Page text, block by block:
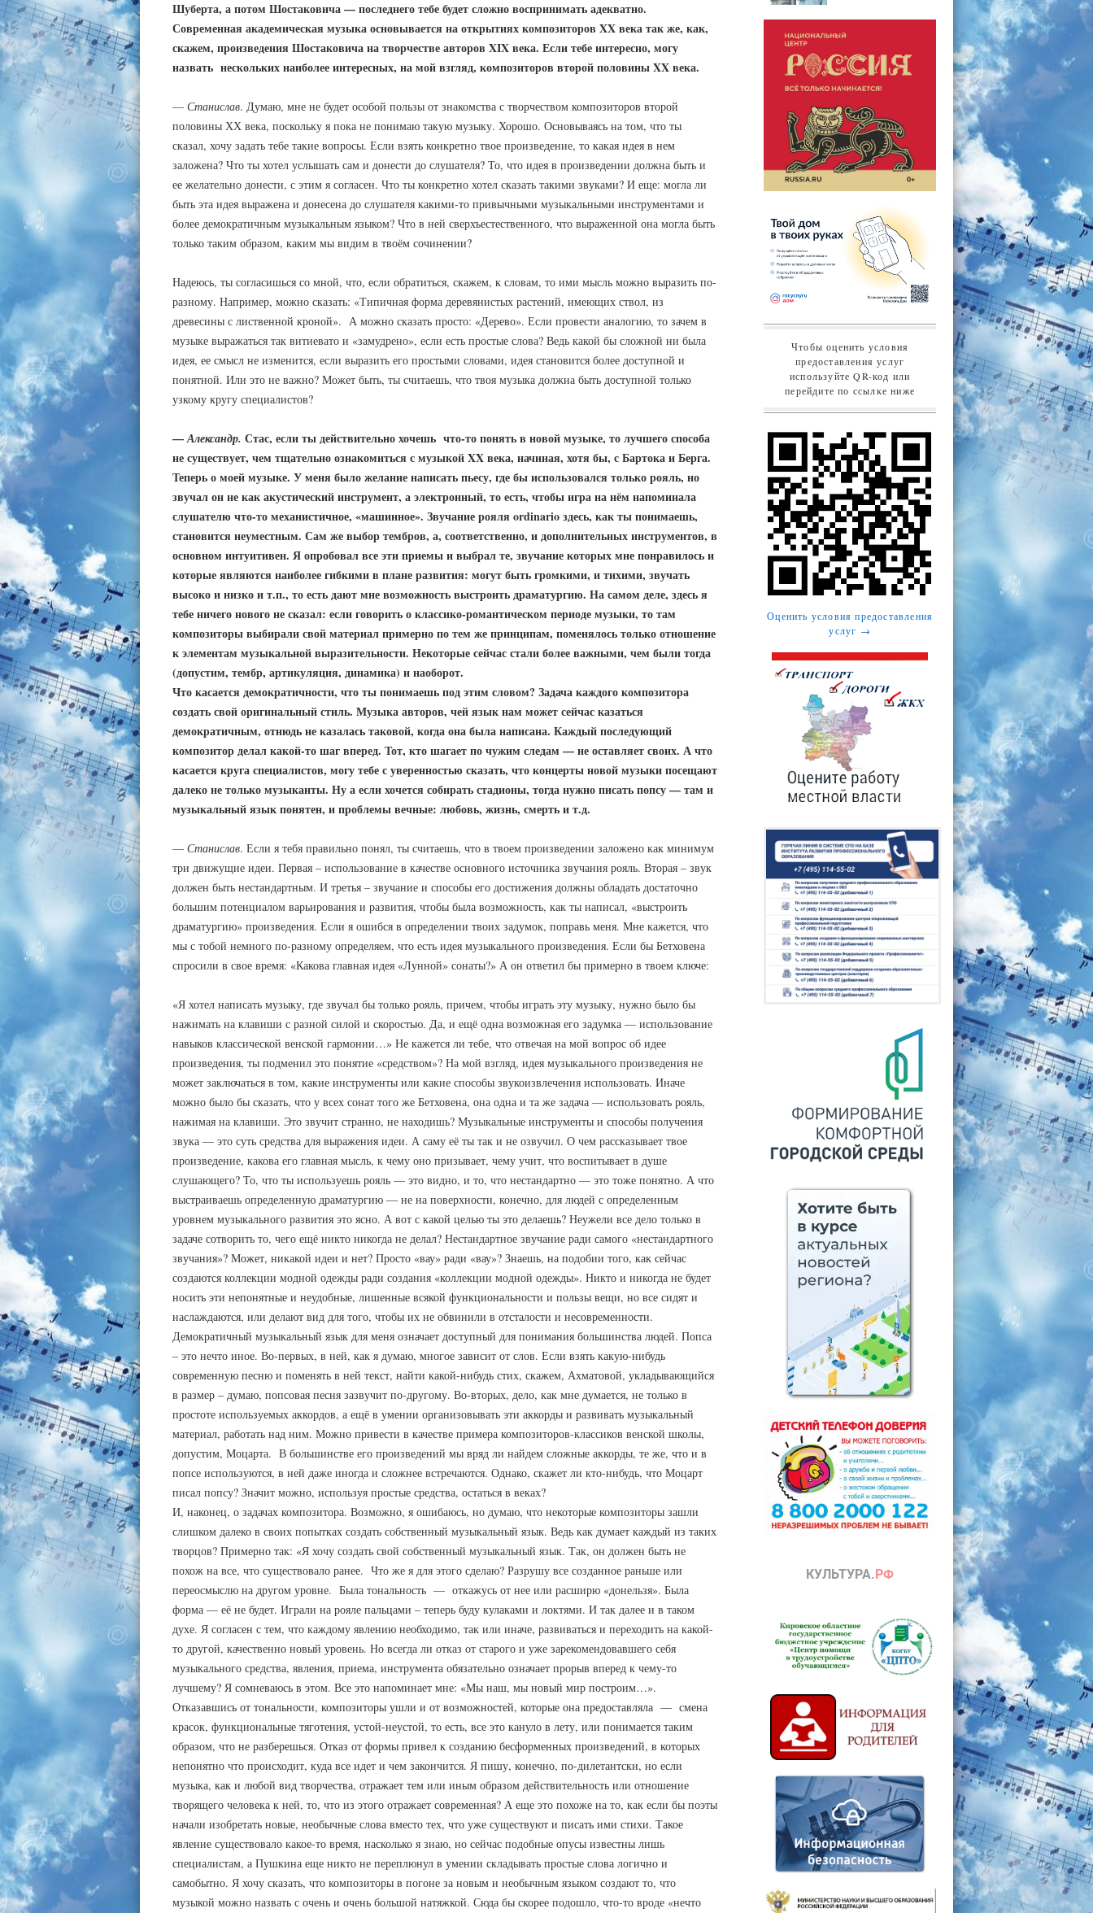
Шуберта, а потом Шостаковича — последнего тебе будет сложно воспринимать адекватно.
Современная академическая музыка основывается на открытиях композиторов XX века так же, как,
скажем, произведения Шостаковича на творчестве авторов XIX века. Если тебе интересно, могу
назвать нескольких наиболее интересных, на мой взгляд, композиторов второй половины XX века.
— Станислав. Думаю, мне не будет особой пользы от знакомства с творчеством композиторов второй
половины ХХ века, поскольку я пока не понимаю такую музыку. Хорошо. Основываясь на том, что ты
сказал, хочу задать тебе такие вопросы. Если взять конкретно твое произведение, то какая идея в нем
заложена? Что ты хотел услышать сам и донести до слушателя? То, что идея в произведении должна быть и
ее желательно донести, с этим я согласен. Что ты конкретно хотел сказать такими звуками? И еще: могла ли
быть эта идея выражена и донесена до слушателя какими-то привычными музыкальными инструментами и
более демократичным музыкальным языком? Что в ней сверхъестественного, что выраженной она могла быть
только таким образом, каким мы видим в твоём сочинении?
Надеюсь, ты согласишься со мной, что, если обратиться, скажем, к словам, то ими мысль можно выразить по-
разному. Например, можно сказать: «Типичная форма деревянистых растений, имеющих ствол, из
древесины с лиственной кроной». А можно сказать просто: «Дерево». Если провести аналогию, то зачем в
музыке выражаться так витиевато и «замудрено», если есть простые слова? Ведь какой бы сложной ни была
идея, ее смысл не изменится, если выразить его простыми словами, идея становится более доступной и
понятной. Или это не важно? Может быть, ты считаешь, что твоя музыка должна быть доступной только
узкому кругу специалистов?
—Александр. Стас, если ты действительно хочешь что-то понять в новой музыке, то лучшего способа
не существует, чем тщательно ознакомиться с музыкой XX века, начиная, хотя бы, с Бартока и Берга.
Теперь о моей музыке. У меня было желание написать пьесу, где бы использовался только рояль, но
звучал он не как акустический инструмент, а электронный, то есть, чтобы игра на нём напоминала
слушателю что-то механистичное, «машинное». Звучание рояля ordinario здесь, как ты понимаешь,
становится неуместным. Сам же выбор тембров, а, соответственно, и дополнительных инструментов, в
основном интуитивен. Я опробовал все эти приемы и выбрал те, звучание которых мне понравилось и
которые являются наиболее гибкими в плане развития: могут быть громкими, и тихими, звучать
высоко и низко и т.п., то есть дают мне возможность выстроить драматургию. На самом деле, здесь я
тебе ничего нового не сказал: если говорить о классико-романтическом периоде музыки, то там
композиторы выбирали свой материал примерно по тем же принципам, поменялось только отношение
к элементам музыкальной выразительности. Некоторые сейчас стали более важными, чем были тогда
(допустим, тембр, артикуляция, динамика) и наоборот.
Что касается демократичности, что ты понимаешь под этим словом? Задача каждого композитора
создать свой оригинальный стиль. Музыка авторов, чей язык нам может сейчас казаться
демократичным, отнюдь не казалась таковой, когда она была написана. Каждый последующий
композитор делал какой-то шаг вперед. Тот, кто шагает по чужим следам — не оставляет своих. А что
касается круга специалистов, могу тебе с уверенностью сказать, что концерты новой музыки посещают
далеко не только музыканты. Ну а если хочется собирать стадионы, тогда нужно писать попсу — там и
музыкальный язык понятен, и проблемы вечные: любовь, жизнь, смерть и т.д.
— Станислав. Если я тебя правильно понял, ты считаешь, что в твоем произведении заложено как минимум
три движущие идеи. Первая – использование в качестве основного источника звучания рояль. Вторая – звук
должен быть нестандартным. И третья – звучание и способы его достижения должны обладать достаточно
большим потенциалом варьирования и развития, чтобы была возможность, как ты написал, «выстроить
драматургию» произведения. Если я ошибся в определении твоих задумок, поправь меня. Мне кажется, что
мы с тобой немного по-разному определяем, что есть идея музыкального произведения. Если бы Бетховена
спросили в свое время: «Какова главная идея «Лунной» сонаты?» А он ответил бы примерно в твоем ключе:
«Я хотел написать музыку, где звучал бы только рояль, причем, чтобы играть эту музыку, нужно было бы
нажимать на клавиши с разной силой и скоростью. Да, и ещё одна возможная его задумка — использование
навыков классической венской гармонии…» Не кажется ли тебе, что отвечая на мой вопрос об идее
произведения, ты подменил это понятие «средством»? На мой взгляд, идея музыкального произведения не
может заключаться в том, какие инструменты или какие способы звукоизвлечения использовать. Иначе
можно было бы сказать, что у всех сонат того же Бетховена, она одна и та же задача — использовать рояль,
нажимая на клавиши. Это звучит странно, не находишь? Музыкальные инструменты и способы получения
звука — это суть средства для выражения идеи. А саму её ты так и не озвучил. О чем рассказывает твое
произведение, какова его главная мысль, к чему оно призывает, чему учит, что воспитывает в душе
слушающего? То, что ты используешь рояль — это видно, и то, что нестандартно — это тоже понятно. А что
выстраиваешь определенную драматургию — не на поверхности, конечно, для людей с определенным
уровнем музыкального развития это ясно. А вот с какой целью ты это делаешь? Неужели все дело только в
задаче сотворить то, чего ещё никто никогда не делал? Нестандартное звучание ради самого «нестандартного
звучания»? Может, никакой идеи и нет? Просто «вау» ради «вау»? Знаешь, на подобии того, как сейчас
создаются коллекции модной одежды ради создания «коллекции модной одежды». Никто и никогда не будет
носить эти непонятные и неудобные, лишенные всякой функциональности и пользы вещи, но все сидят и
наслаждаются, или делают вид для того, чтобы их не обвинили в отсталости и несовременности.
Демократичный музыкальный язык для меня означает доступный для понимания большинства людей. Попса
– это нечто иное. Во-первых, в ней, как я думаю, многое зависит от слов. Если взять какую-нибудь
современную песню и поменять в ней текст, найти какой-нибудь стих, скажем, Ахматовой, укладывающийся
в размер – думаю, попсовая песня зазвучит по-другому. Во-вторых, дело, как мне думается, не только в
простоте используемых аккордов, а ещё в умении организовывать эти аккорды и развивать музыкальный
материал, работать над ним. Можно привести в качестве примера композиторов-классиков венской школы,
допустим, Моцарта. В большинстве его произведений мы вряд ли найдем сложные аккорды, те же, что и в
попсе используются, в ней даже иногда и сложнее встречаются. Однако, скажет ли кто-нибудь, что Моцарт
писал попсу? Значит можно, используя простые средства, остаться в веках?
И, наконец, о задачах композитора. Возможно, я ошибаюсь, но думаю, что некоторые композиторы зашли
слишком далеко в своих попытках создать собственный музыкальный язык. Ведь как думает каждый из таких
творцов? Примерно так: «Я хочу создать свой собственный музыкальный язык. Так, он должен быть не
похож на все, что существовало ранее. Что же я для этого сделаю? Разрушу все созданное раньше или
переосмыслю на другом уровне. Была тональность — откажусь от нее или расширю «донельзя». Была
форма — её не будет. Играли на рояле пальцами – теперь буду кулаками и локтями. И так далее и в таком
духе. Я согласен с тем, что каждому явлению необходимо, так или иначе, развиваться и переходить на какой-
то другой, качественно новый уровень. Но всегда ли отказ от старого и уже зарекомендовавшего себя
музыкального средства, явления, приема, инструмента обязательно означает прорыв вперед к чему-то
лучшему? Я сомневаюсь в этом. Все это напоминает мне: «Мы наш, мы новый мир построим…».
Отказавшись от тональности, композиторы ушли и от возможностей, которые она предоставляла — смена
красок, функциональные тяготения, устой-неустой, то есть, все это кануло в лету, или понимается таким
образом, что не разберешься. Отказ от формы привел к созданию бесформенных произведений, в которых
непонятно что происходит, куда все идет и чем закончится. Я пишу, конечно, по-дилетантски, но если
музыка, как и любой вид творчества, отражает тем или иным образом действительность или отношение
творящего человека к ней, то, что из этого отражает современная? А еще это похоже на то, как если бы поэты
начали изобретать новые, необычные слова вместо тех, что уже существуют и писать ими стихи. Такое
явление существовало какое-то время, насколько я знаю, но сейчас подобные опусы известны лишь
специалистам, а Пушкина еще никто не переплюнул в умении складывать простые слова логично и
самобытно. Я хочу сказать, что композиторы в погоне за новым и необычным языком создают то, что
музыкой можно назвать с очень и очень большой натяжкой. Сюда бы скорее подошло, что-то вроде «нечто
Чтобы оценить условия
предоставления услуг
используйте QR-код или
перейдите по ссылке ниже
Оценить условия предоставления
услуг →